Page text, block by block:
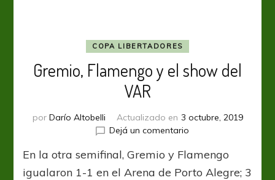
COPA LIBERTADORES
Gremio, Flamengo y el show del
VAR
por Darío Altobelli Actualizado en 3 octubre, 2019
Dejá un comentarioen
Flamengo
y
En la otra semifinal, Gremio y Flamengo
igualaron 1-1 en el Arena de Porto Alegre; 3